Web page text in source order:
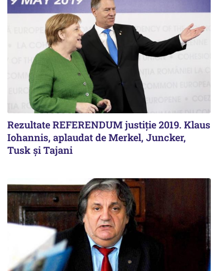
Rezultate REFERENDUM justiție 2019. Klaus
Iohannis, aplaudat de Merkel, Juncker,
Tusk și Tajani